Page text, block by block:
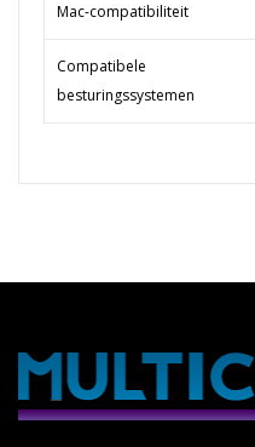
Mac-compatibiliteit
Compatibele
besturingssystemen